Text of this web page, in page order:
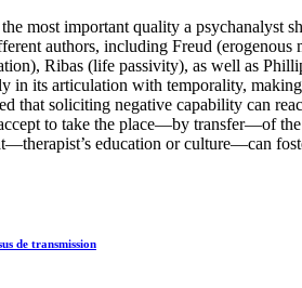
most important quality a psychanalyst
authors, including Freud
Ribas (life passivity), as well as
in its articulation with temporality,
that soliciting negative capability can
to take the place—by transfer—of the
education or culture—can
de transmission